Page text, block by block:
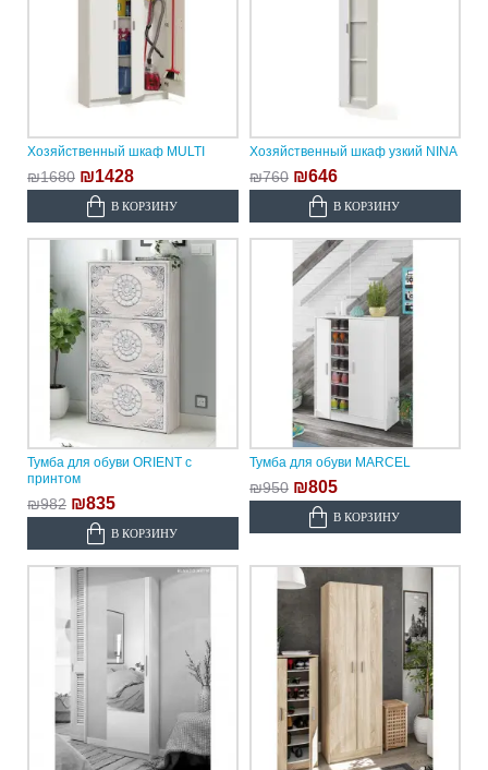
Хозяйственный шкаф MULTI
₪1680 ₪1428
В КОРЗИНУ
Хозяйственный шкаф узкий NINA
₪760 ₪646
В КОРЗИНУ
Тумба для обуви ORIENT с
принтом
₪982 ₪835
В КОРЗИНУ
Тумба для обуви MARCEL
₪950 ₪805
В КОРЗИНУ